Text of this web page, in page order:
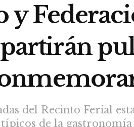
del Recinto Ferial
de la gastronomía